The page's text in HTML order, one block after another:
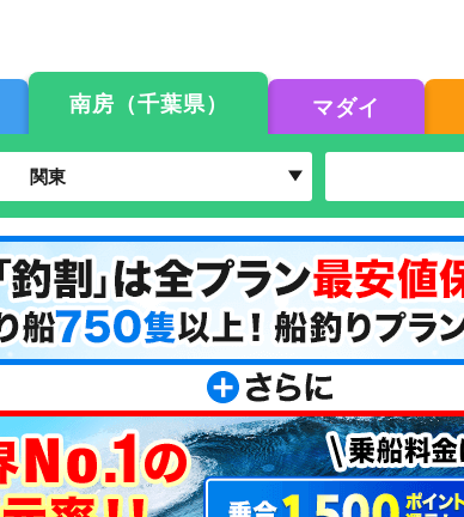
南房（千葉県） マダイ
関東